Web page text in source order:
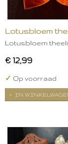
Lotusbloem
Lotusbloem
€ 12,99
✓ Op voorraad
IN